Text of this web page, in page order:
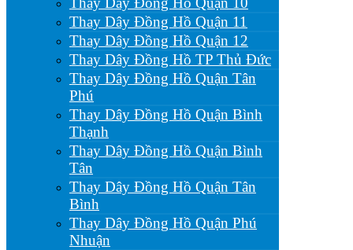
Thay Dây Đồng Hồ Quận 11
Thay Dây Đồng Hồ Quận 12
Thay Dây Đồng Hồ TP Thủ Đức
Thay Dây Đồng Hồ Quận Tân
Phú
Thay Dây Đồng Hồ Quận Bình
Thạnh
Thay Dây Đồng Hồ Quận Bình
Tân
Thay Dây Đồng Hồ Quận Tân
Bình
Thay Dây Đồng Hồ Quận Phú
Nhuận